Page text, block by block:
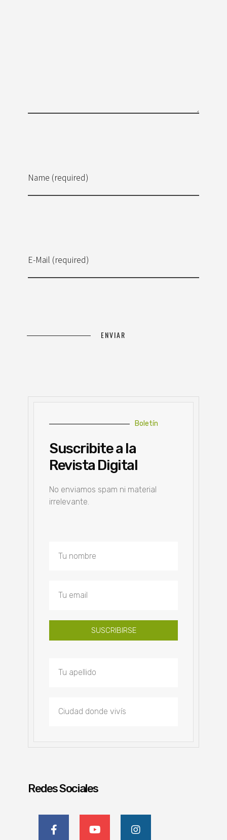
Name (required)
E-Mail (required)
Boletín
Suscribite a la
Revista Digital
No enviamos spam ni material
irrelevante.
SUSCRIBIRSE
Redes Sociales